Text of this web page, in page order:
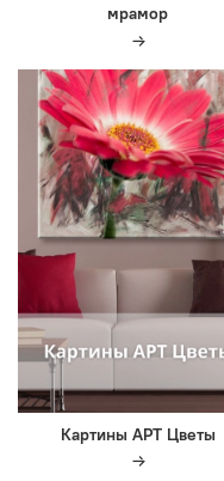
мрамор
Картины АРТ Цветы